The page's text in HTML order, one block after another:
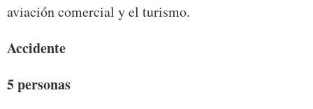
aviación comercial y el turismo.
Accidente
5 personas